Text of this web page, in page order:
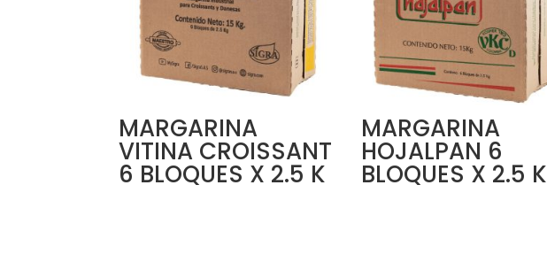
MARGARINA
VITINA CROISSANT
6 BLOQUES X 2.5 K
MARGARINA
HOJALPAN 6
BLOQUES X 2.5 K